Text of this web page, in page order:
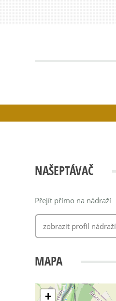
NAŠEPTÁVAČ
Přejít přímo na nádraží
MAPA
+